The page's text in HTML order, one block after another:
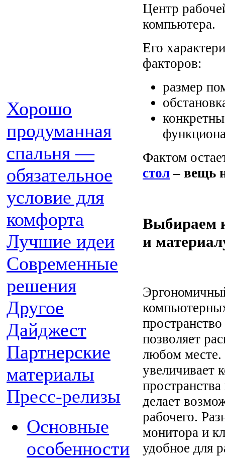
Хорошо
продуманная
спальня —
обязательное
условие для
комфорта
Лучшие идеи
Современные
решения
Другое
Дайджест
Партнерские
материалы
Пресс-релизы
Основные
особенности
Центр
компьютера.
Его
факторов:
размер
Фактом
стол – вещь
Выбираем
и
позволяет
любом месте.
увеличивает
делает
рабочего.
монитора и
удобное для